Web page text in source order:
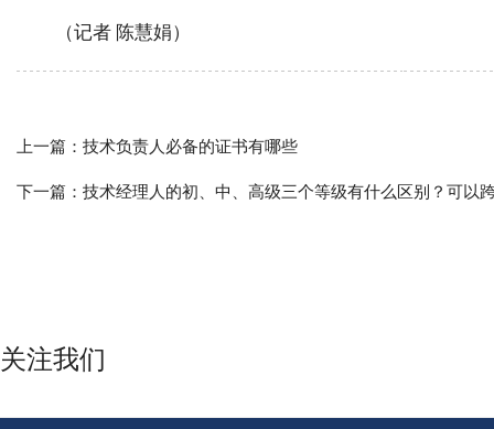
（记者 陈慧娟）
上一篇： 技术负责人必备的证书有哪些
下一篇： 技术经理人的初、中、高级三个等级有什么区别？可以
关注我们